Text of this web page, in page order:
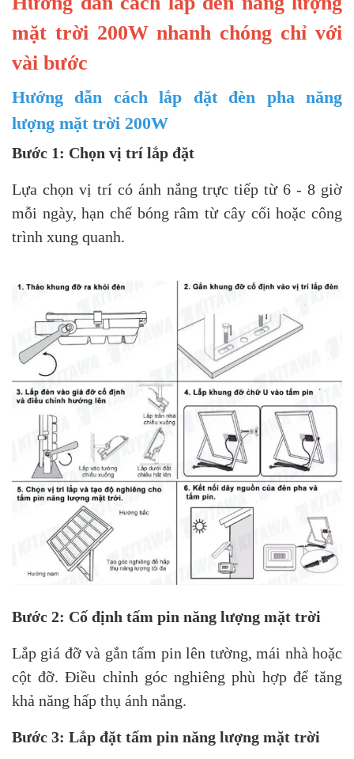
mặt trời 200W nhanh chóng chỉ với
vài bước
Hướng dẫn cách lắp đặt đèn pha năng
lượng mặt trời 200W
Bước 1: Chọn vị trí lắp đặt
Lựa chọn vị trí có ánh nắng trực tiếp từ 6 - 8 giờ
mỗi ngày, hạn chế bóng râm từ cây cối hoặc công
trình xung quanh.
Bước 2: Cố định tấm pin năng lượng mặt trời
Lắp giá đỡ và gắn tấm pin lên tường, mái nhà hoặc
cột đỡ. Điều chỉnh góc nghiêng phù hợp để tăng
khả năng hấp thụ ánh nắng.
Bước 3: Lắp đặt tấm pin năng lượng mặt trời